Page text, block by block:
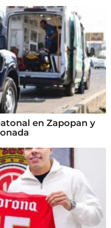
en Zapopan y